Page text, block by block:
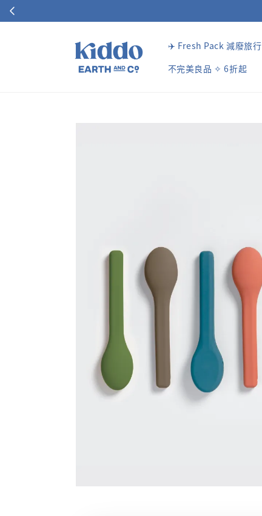
✈️ Fresh Pack 減廢旅行
不完美良品 ✧ 6折起